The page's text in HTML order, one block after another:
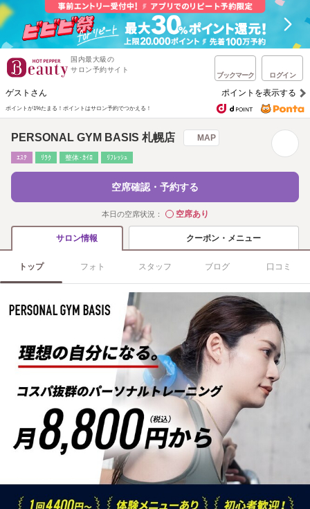
国内最大級の
サロン予約サイト
ブックマーク ログイン
ゲストさん ポイントを表示する
ポイントが1%たまる！ ポイントはサロン予約でつかえる！
PERSONAL GYM BASIS 札幌店 MAP
ｴｽﾃ ﾘﾗｸ 整体･ｶｲﾛ ﾘﾌﾚｯｼｭ
空席確認・予約する
本日の空席状況： ◯空席あり
サロン情報 クーポン・メニュー
トップ フォト スタッフ ブログ 口コミ